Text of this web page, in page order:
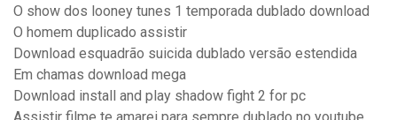
O show dos looney tunes 1 temporada dublado download
O homem duplicado assistir
Download esquadrão suicida dublado versão estendida
Em chamas download mega
Download install and play shadow fight 2 for pc